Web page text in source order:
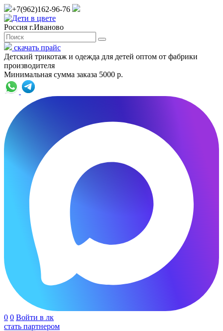
+7(962)162-96-76
Россия г.Иваново
скачать прайс
Детский трикотаж и одежда для детей оптом от фабрики
производителя
Минимальная сумма заказа 5000 р.
0 0 Войти в лк
стать партнером